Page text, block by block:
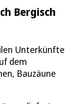
Bergisch
Unterkünfte
dem
Bauzäune